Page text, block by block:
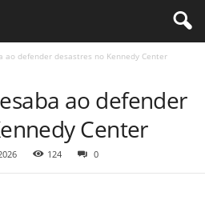
ao defender desastres no Kennedy Center
ao defender
Center
124 0